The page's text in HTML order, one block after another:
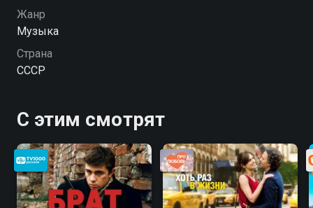
Жанр
Музыка
Страна
СССР
С этим смотрят